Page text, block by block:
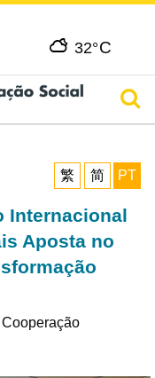
32°C
繁
简 PT
Internacional
Aposta no